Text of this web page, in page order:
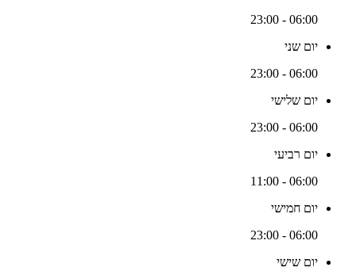
06:00 - 23:00
יום שני
06:00 - 23:00
יום שלישי
06:00 - 23:00
יום רביעי
06:00 - 11:00
יום חמישי
06:00 - 23:00
יום שישי